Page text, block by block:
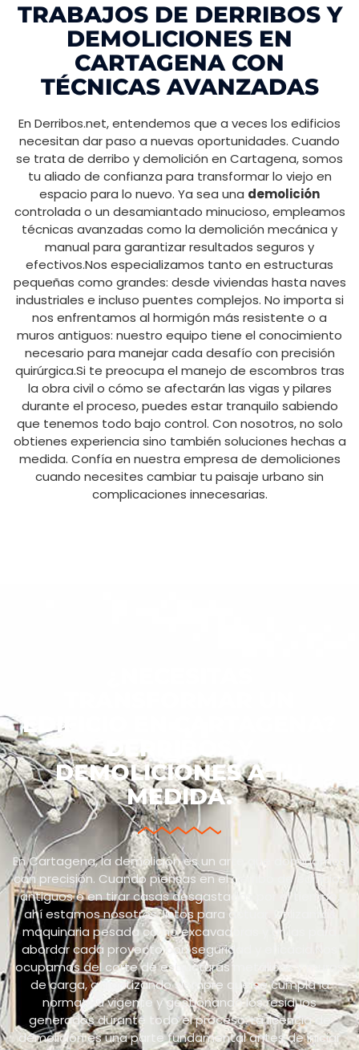
TRABAJOS DE DERRIBOS Y
DEMOLICIONES EN
CARTAGENA CON
TÉCNICAS AVANZADAS
En Derribos.net, entendemos que a veces los edificios
necesitan dar paso a nuevas oportunidades. Cuando
se trata de derribo y demolición en Cartagena, somos
tu aliado de confianza para transformar lo viejo en
espacio para lo nuevo. Ya sea una demolición
controlada o un desamiantado minucioso, empleamos
técnicas avanzadas como la demolición mecánica y
manual para garantizar resultados seguros y
efectivos.Nos especializamos tanto en estructuras
pequeñas como grandes: desde viviendas hasta naves
industriales e incluso puentes complejos. No importa si
nos enfrentamos al hormigón más resistente o a
muros antiguos: nuestro equipo tiene el conocimiento
necesario para manejar cada desafío con precisión
quirúrgica.Si te preocupa el manejo de escombros tras
la obra civil o cómo se afectarán las vigas y pilares
durante el proceso, puedes estar tranquilo sabiendo
que tenemos todo bajo control. Con nosotros, no solo
obtienes experiencia sino también soluciones hechas a
medida. Confía en nuestra empresa de demoliciones
cuando necesites cambiar tu paisaje urbano sin
complicaciones innecesarias.
EDIFICIO EN CARTAGENA?
DERRIBOS Y
DEMOLICIONES A TU
MEDIDA.
En Cartagena, la demolición es un arte que dominamos
con precisión. Cuando piensas en el derribo de edificios
antiguos o en tirar casas desgastadas por el tiempo,
ahí estamos nosotros, listos para actuar. Utilizamos
maquinaria pesada como excavadoras y grúas para
abordar cada proyecto con seguridad y eficacia.Nos
ocupamos del corte de estructuras metálicas y muros
de carga, garantizando siempre que se cumpla la
normativa vigente y gestionando los residuos
generados durante todo el proceso. La licencia de
demolición es una parte fundamental antes de iniciar